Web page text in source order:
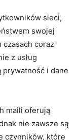
sieci,
swojej
coraz
z usług
i dane
maili oferują
nie zawsze są
czynników, które